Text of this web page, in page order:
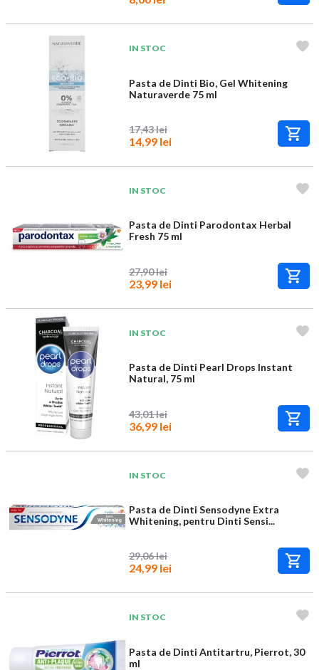
IN STOC
Pasta de Dinti Bio, Gel Whitening
Naturaverde 75 ml
17,43 lei
14,99 lei
IN STOC
Pasta de Dinti Parodontax Herbal
Fresh 75 ml
27,90 lei
23,99 lei
IN STOC
Pasta de Dinti Pearl Drops Instant
Natural, 75 ml
43,01 lei
36,99 lei
IN STOC
Pasta de Dinti Sensodyne Extra
Whitening, pentru Dinti Sensi...
29,06 lei
24,99 lei
IN STOC
Pasta de Dinti Antitartru, Pierrot, 30
ml